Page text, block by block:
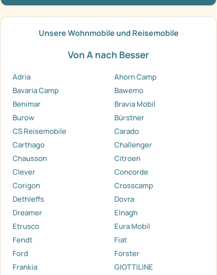
Unsere Wohnmobile und Reisemobile
Von A nach Besser
Adria
Ahorn Camp
Bavaria Camp
Bawemo
Benimar
Bravia Mobil
Burow
Bürstner
CS Reisemobile
Carado
Carthago
Challenger
Chausson
Citroen
Clever
Concorde
Corigon
Crosscamp
Dethleffs
Dovra
Dreamer
Elnagh
Etrusco
Eura Mobil
Fendt
Fiat
Ford
Forster
Frankia
GIOTTILINE